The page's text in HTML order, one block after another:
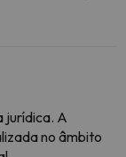
jurídica. A
no âmbito